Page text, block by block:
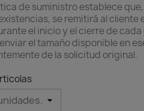
de suministro establece
se remitirá al cliente
el inicio y el cierre de
el tamaño disponible en
de la solicitud original.